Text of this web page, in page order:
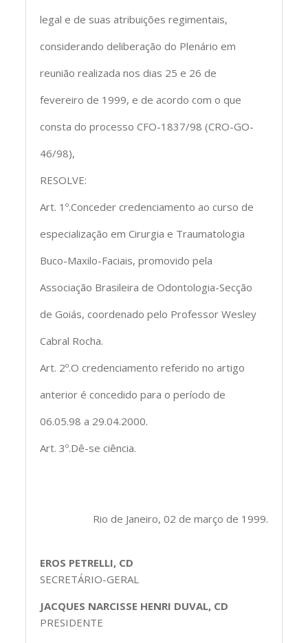
legal e de suas atribuições regimentais,
considerando deliberação do Plenário em
reunião realizada nos dias 25 e 26 de
fevereiro de 1999, e de acordo com o que
consta do processo CFO-1837/98 (CRO-GO-
46/98),
RESOLVE:
Art. 1º.Conceder credenciamento ao curso de
especialização em Cirurgia e Traumatologia
Buco-Maxilo-Faciais, promovido pela
Associação Brasileira de Odontologia-Secção
de Goiás, coordenado pelo Professor Wesley
Cabral Rocha.
Art. 2º.O credenciamento referido no artigo
anterior é concedido para o período de
06.05.98 a 29.04.2000.
Art. 3º.Dê-se ciência.
Rio de Janeiro, 02 de março de 1999.
EROS PETRELLI, CD
SECRETÁRIO-GERAL
JACQUES NARCISSE HENRI DUVAL, CD
PRESIDENTE